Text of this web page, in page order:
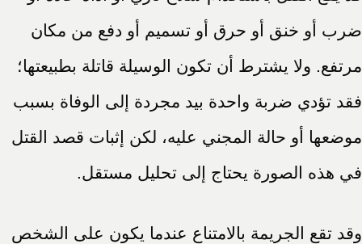
ضرب أو خنق أو حرق أو تسميم أو دفع من مكان
مرتفع. ولا يشترط أن تكون الوسيلة قاتلة بطبيعتها؛
فقد تؤدي ضربة واحدة بيد مجردة إلى الوفاة بسبب
موضعها أو حالة المجني عليه، لكن إثبات قصد القتل
في هذه الصورة يحتاج إلى تحليل مستقل.
وقد تقع الجريمة بالامتناع عندما يكون على الشخص